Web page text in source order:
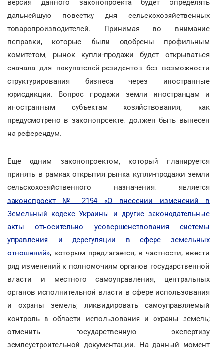
версия данного законопроекта будет определять
дальнейшую повестку дня сельскохозяйственных
товаропроизводителей. Принимая во внимание
поправки, которые были одобрены профильным
комитетом, рынок купли-продажи будет открываться
сначала для покупателей-резидентов без возможности
структурирования бизнеса через иностранные
юрисдикции. Вопрос продажи земли иностранцам и
иностранным субъектам хозяйствования, как
предусмотрено в законопроекте, должен быть вынесен
на референдум.
Еще одним законопроектом, который планируется
принять в рамках открытия рынка купли-продажи земли
сельскохозяйственного назначения, является
законопроект № 2194 «О внесении изменений в
Земельный кодекс Украины и другие законодательные
акты относительно усовершенствования системы
управления и дерегуляции в сфере земельных
отношений», которым предлагается, в частности, ввести
ряд изменений к полномочиям органов государственной
власти и местного самоуправления, центральных
органов исполнительной власти в сфере использования
и охраны земель; ликвидировать самоуправляемый
контроль в области использования и охраны земель;
отменить государственную экспертизу
землеустроительной документации. На данный момент